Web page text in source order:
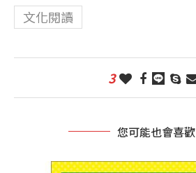
文化閱讀
3
您可能也會喜歡